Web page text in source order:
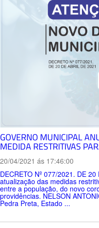
GOVERNO MUNICIPAL
MEDIDA RESTRITIVAS
20/04/2021 ás 17:46:00
DECRETO Nº 077/2021. DE
atualização das medidas
entre a população, do novo
providências. NELSON
Pedra Preta, Estado ...